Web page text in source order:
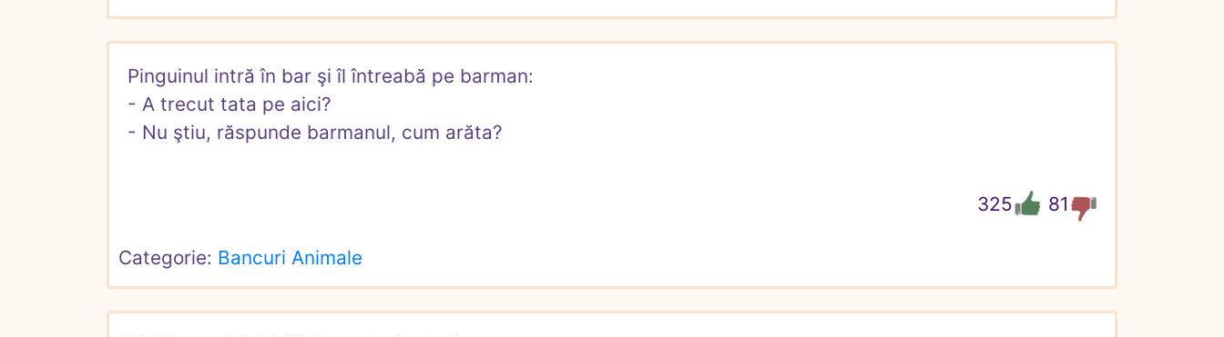
Pinguinul intră în bar şi îl întreabă pe barman:
- A trecut tata pe aici?
- Nu ştiu, răspunde barmanul, cum arăta?
81
325
Categorie: Bancuri Animale